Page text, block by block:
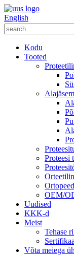
English
Kodu
Tooted
Proteesi
OEM/
Uudised
KKK-d
Meist
Tehase
Võta meiega